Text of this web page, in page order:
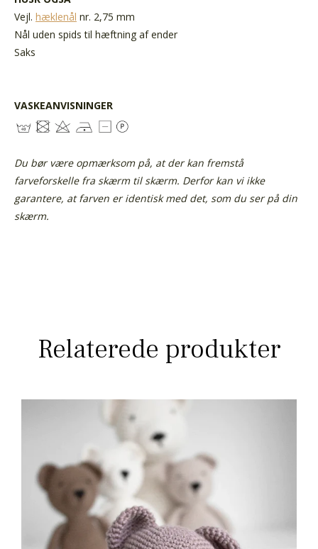
Vejl. hæklenål nr. 2,75 mm
Nål uden spids til hæftning af ender
Saks
VASKEANVISNINGER
Du bør være opmærksom på, at der kan fremstå
farveforskelle fra skærm til skærm. Derfor kan vi ikke
garantere, at farven er identisk med det, som du ser på din
skærm.
Relaterede produkter